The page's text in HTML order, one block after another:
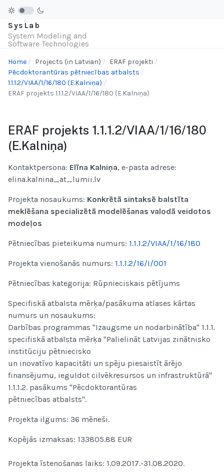
SysLab
System Modeling and
Software Technologies
Home Projects (in Latvian)
ERAF projekti
Pēcdoktorantūras pētniecības atbalsts
1.1.1.2/VIAA/1/16/180 (E.Kalniņa)
ERAF projekts 1.1.1.2/VIAA/1/16/180 (E.Kalniņa)
ERAF projekts 1.1.1.2/VIAA/1/16/180
(E.Kalniņa)
Kontaktpersona: Elīna Kalniņa, e-pasta adrese:
elina.kalnina_at_lumii.lv
Projekta nosaukums: Konkrētā sintaksē balstīta
meklēšana specializētā modelēšanas valodā veidotos
modeļos
Pētniecības pieteikuma numurs: 1.1.1.2/VIAA/1/16/180
Projekta vienošanās numurs: 1.1.1.2/16/I/001
Pētniecības kategorija: Rūpnieciskais pētījums
Specifiskā atbalsta mērķa/pasākuma atlases kārtas
numurs un nosaukums:
Darbības programmas "Izaugsme un nodarbinātība" 1.1.1.
specifiskā atbalsta mērķa "Palielināt Latvijas zinātnisko
institūciju pētniecisko
un inovatīvo kapacitāti un spēju piesaistīt ārējo
finansējumu, ieguldot cilvēkresursos un infrastruktūrā"
1.1.1.2. pasākums "Pēcdoktorantūras
pētniecības atbalsts".
Projekta ilgums: 36 mēneši.
Kopējās izmaksas: 133805.88 EUR
Projekta īstenošanas laiks: 1.09.2017.-31.08.2020.